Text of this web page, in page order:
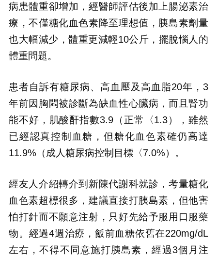
病患體重卻增加，經醫師評估後加上腸泌素治
療，不僅糖化血色素降至理想值，胰島素劑量
也大幅減少，體重更減輕10公斤，擺脫惱人的
體重問題。
患者自訴有糖尿病、高血壓及高血脂20年，3
年前因胸悶被診斷為缺血性心臟病，而且腎功
能不好，肌酸酐指數3.9（正常〈1.3），雖然
已經認真控制血糖，但糖化血色素確仍高達
11.9%（成人糖尿病控制目標〈7.0%）。
經友人介紹轉介到新陳代謝科就診，考量糖化
血色素超標很多，建議直接打胰島素，但他害
怕打針而不願意注射，只好先給予服用口服藥
物。經過4週治療，飯前血糖依舊在220mg/dL
左右，不得不同意施打胰島素，經過3個月注